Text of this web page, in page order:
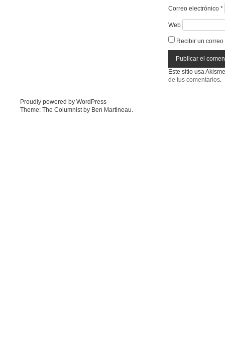
Correo electrónico *
Web
Recibir un
Este sitio usa
de tus comentarios
Proudly powered by WordPress
Theme: The Columnist by Ben Martineau